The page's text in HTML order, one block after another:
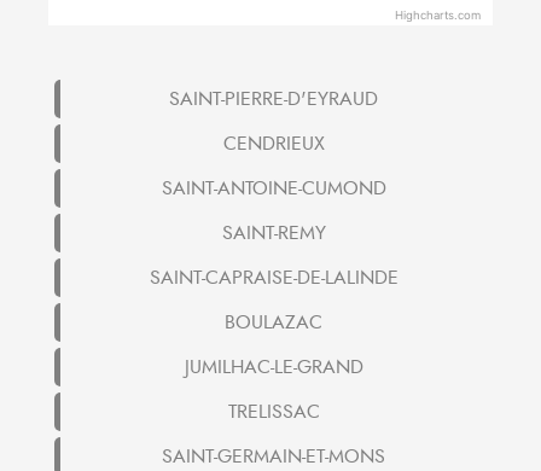
Highcharts.com
SAINT-PIERRE-D'EYRAUD
CENDRIEUX
SAINT-ANTOINE-CUMOND
SAINT-REMY
SAINT-CAPRAISE-DE-LALINDE
BOULAZAC
JUMILHAC-LE-GRAND
TRELISSAC
SAINT-GERMAIN-ET-MONS